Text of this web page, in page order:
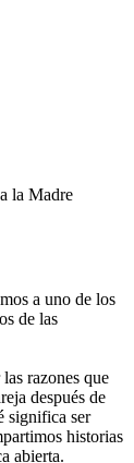
la Madre
a uno de los
de las
razones que
después de
significa ser
historias
abierta.